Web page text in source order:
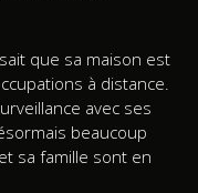
que sa maison est
à distance.
avec ses
beaucoup
sa famille sont en